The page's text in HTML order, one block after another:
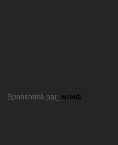
. Sponsorisé par